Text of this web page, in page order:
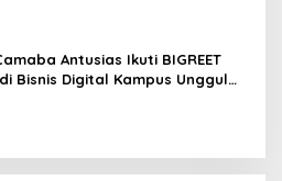
Antusias Ikuti BIGREET
Bisnis Digital Kampus Unggul
Hadirkan Deretan